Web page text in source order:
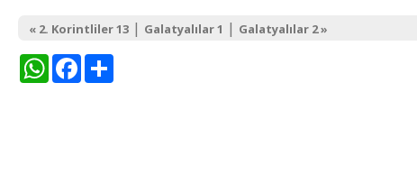
« 2. Korintliler 13 | Galatyalılar 1 | Galatyalılar 2 »
WhatsAppFacebook